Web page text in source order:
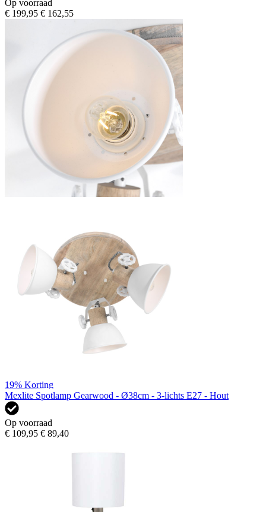
Op voorraad
€ 199,95 € 162,55
19% Korting
Mexlite Spotlamp Gearwood - Ø38cm - 3-lichts E27 - Hout
Op voorraad
€ 109,95 € 89,40